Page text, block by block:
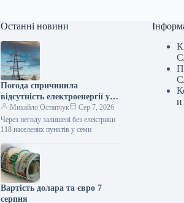
Останні новини
Погода спричинила
відсутність електроенергії у
118 населених пунктах шести
областей.
Михайло Остапчук
Сер 7, 2026
Через негоду залишені без електрики
118 населених пунктів у семи
Вартість долара та євро 7
серпня
и